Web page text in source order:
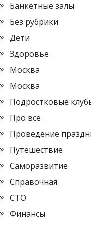
Банкетные залы
Без рубрики
Дети
Здоровье
Москва
Москва
Подростковые
Про все
Проведение
Путешествие
Саморазвитие
Справочная
СТО
Финансы